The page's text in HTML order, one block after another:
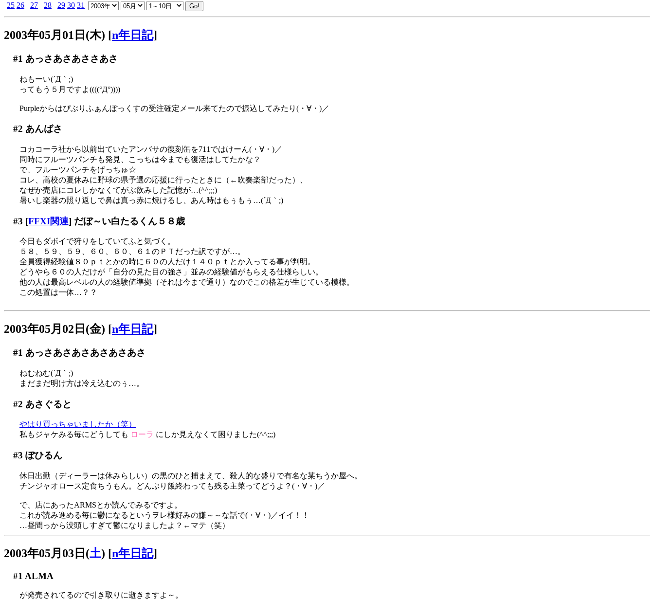
25 26 27 28 29 30 31
2003年05月01日(木) [n年日記]
#1 あっさあさあささあさ
ねもーい(´Д｀;)
ってもう５月ですよ((((°Д°))))
Purpleからはぴぶりふぁんぼっくすの受注確定メール来てたので振込してみたり(・∀・)／
#2 あんばさ
コカコーラ社から以前出ていたアンバサの復刻缶を711ではけーん(・∀・)／
同時にフルーツパンチも発見、こっちは今までも復活はしてたかな？
で、フルーツパンチをげっちゅ☆
コレ、高校の夏休みに野球の県予選の応援に行ったときに（←吹奏楽部だった）、
なぜか売店にコレしかなくてがぶ飲みした記憶が…(^^;;;)
暑いし楽器の照り返しで鼻は真っ赤に焼けるし、あん時はもぅもぅ…(´Д｀;)
#3 [FFXI関連] だぼ～い白たるくん５８歳
今日もダボイで狩りをしていてふと気づく。
５８、５９、５９、６０、６０、６１のＰＴだった訳ですが…。
全員獲得経験値８０ｐｔとかの時に６０の人だけ１４０ｐｔとか入ってる事が判明。
どうやら６０の人だけが「自分の見た目の強さ」並みの経験値がもらえる仕様らしい。
他の人は最高レベルの人の経験値準拠（それは今まで通り）なのでこの格差が生じている模様。
この処置は一体…？？
2003年05月02日(金) [n年日記]
#1 あっさあさあさあさあさあさ
ねむねむ(´Д｀;)
まだまだ明け方は冷え込むのぅ…。
#2 あさぐると
やはり買っちゃいましたか（笑）
私もジャケみる毎にどうしても ローラ にしか見えなくて困りました(^^;;;)
#3 ぽひるん
休日出勤（ディーラーは休みらしい）の黒のひと捕まえて、殺人的な盛りで有名な某ちうか屋へ。
チンジャオロース定食ちうもん。どんぶり飯終わっても残る主菜ってどうよ？(・∀・)／
で、店にあったARMSとか読んでみるですよ。
これが読み進める毎に鬱になるというヲレ様好みの嫌～～な話で(・∀・)／イイ！！
…昼間っから没頭しすぎて鬱になりましたよ？←マテ（笑）
2003年05月03日(土) [n年日記]
#1 ALMA
が発売されてるので引き取りに逝きますよ～。